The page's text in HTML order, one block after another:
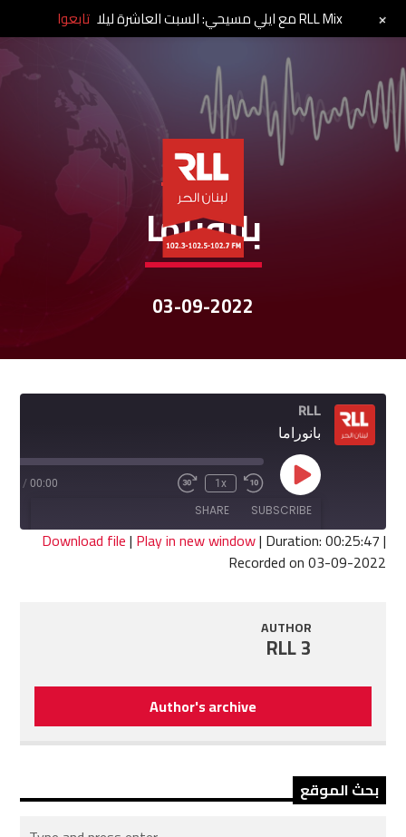
نشرات الأخبار
بانوراما
03-09-2022
RLL
بانوراما
Play
Episode
Rewind
10
Seconds
1x
Fast
seconds
00:00
/
SUBSCRIBE
SHARE
SHARE
Download file| Play in new window| Duration: 00:25:47|
Recorded on 03-09-2022
AUTHOR
RLL 3
Author's archive
بحث الموقع
RLL Mix مع ايلي مسيحي: السبت العاشرة ليلا تابعوا +